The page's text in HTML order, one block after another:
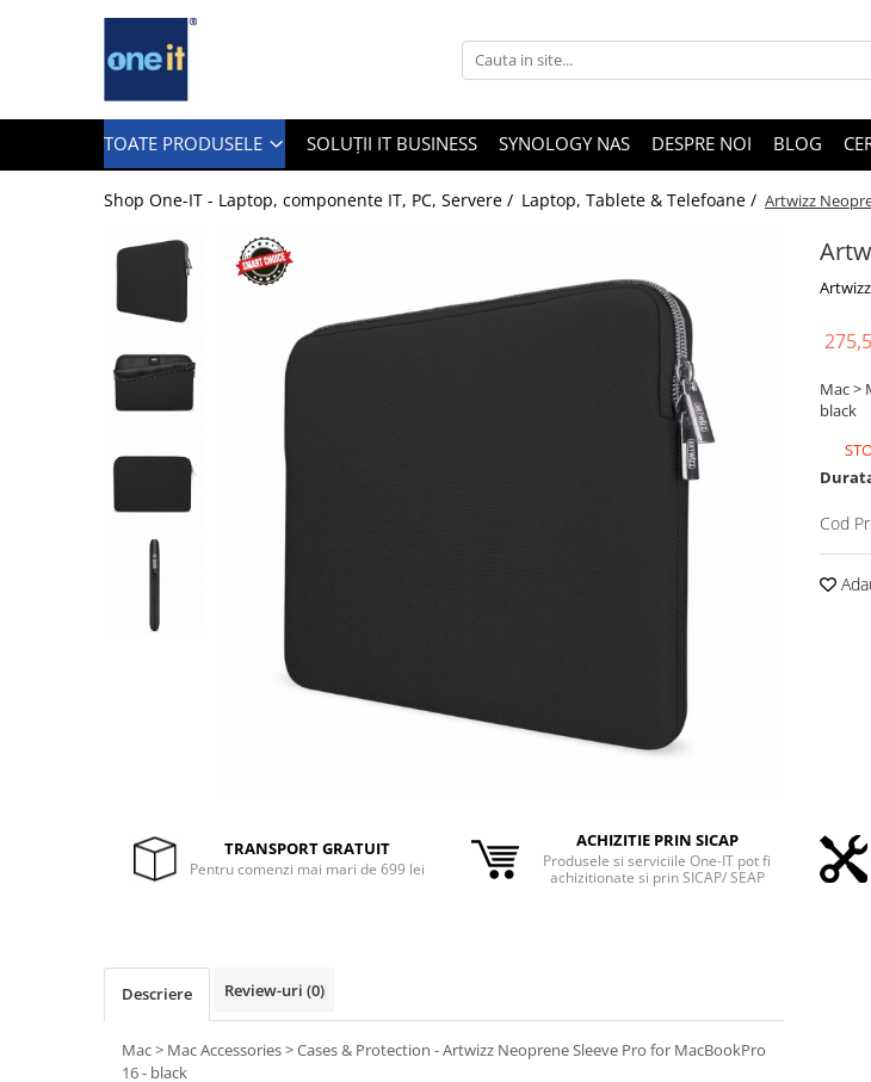
Toate Produsele
Notebook Consumer
Accesorii Laptop
Componente Laptop
Tablete & accesorii
Smart Watch
Tastaturi Gaming
Card Reader
Periferice PC
TOATE PRODUSELE SOLUȚII IT BUSINESS SYNOLOGY NAS DESPRE NOI BLOG
Shop One-IT - Laptop, componente IT, PC, Servere / Laptop, Tablete & Telefoane / Artwizz
Artwizz
Mac >
black
Cod
TRANSPORT GRATUIT
Pentru comenzi mai mari de 699 lei
ACHIZITIE PRIN SICAP
Produsele si serviciile One-IT pot fi
achizitionate si prin SICAP/ SEAP
Descriere Review-uri (0)
Mac > Mac Accessories > Cases & Protection - Artwizz Neoprene Sleeve Pro for MacBookPro
16 - black